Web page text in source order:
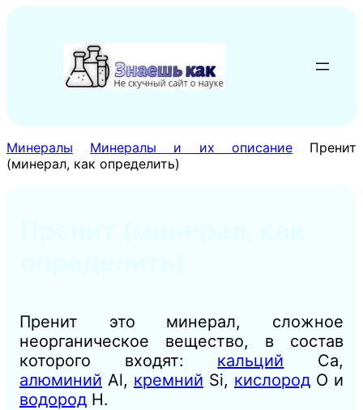
содержимому
Минералы Минералы и их описание
Пренит
(минерал, как определить)
Пренит это минерал, сложное
неорганическое вещество, в состав
которого входят: кальций Са,
алюминий Al, кремний Si, кислород О и
водород Н.